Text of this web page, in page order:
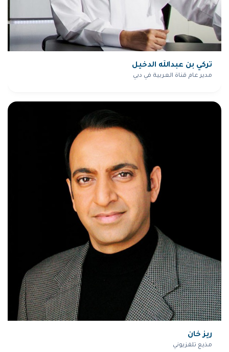
تركي بن عبدالله الدخيل
مدير عام قناة العربية في دبي
ريز خان
مذيع تلفزيوني